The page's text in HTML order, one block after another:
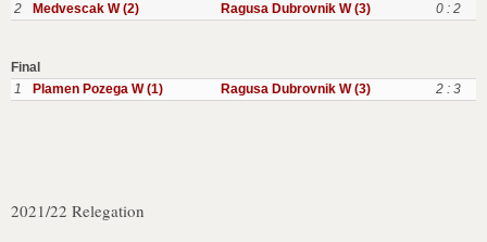
2
Medvescak W (2) Ragusa Dubrovnik W (3) 0 : 2
Final
1
Plamen Pozega W (1) Ragusa Dubrovnik W (3) 2 : 3
2021/22 Relegation